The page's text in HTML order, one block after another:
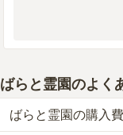
く、ところどころ
数か所に水がある
ばらと霊園のよく
ばらと霊園の購入